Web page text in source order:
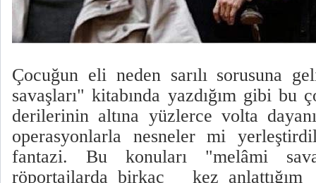
Çocuğun eli neden sarılı sorusuna
savaşları" kitabında yazdığım gibi bu
derilerinin altına yüzlerce volta
operasyonlarla nesneler mi
fantazi. Bu konuları "melâmi
röportajlarda birkaç kez